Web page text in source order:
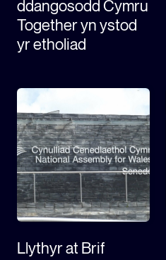
ddangosodd Cymru
Together yn ystod
yr etholiad
Llythyr at Brif